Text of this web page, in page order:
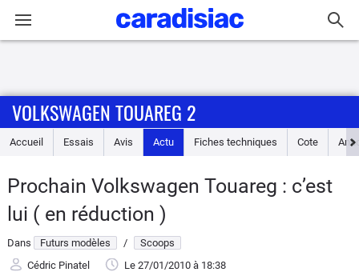
Accueil
Essais
Guide
d'achat
VOLKSWAGEN TOUAREG 2
Accueil Essais Avis Actu Fiches techniques Cote
Prochain Volkswagen Touareg : c’est
lui ( en réduction )
Dans Futurs modèles /
Scoops
Cédric Pinatel
Le 27/01/2010 à 18:38